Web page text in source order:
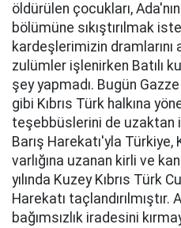
öldürülen çocukları,
bölümüne sıkıştırılmak
kardeşlerimizin
zulümler işlenirken Batılı
şey yapmadı. Bugün
gibi Kıbrıs Türk halkına
teşebbüslerini de uzaktan
Barış Harekatı'yla Türkiye,
varlığına uzanan kirli ve
yılında Kuzey Kıbrıs Türk
Harekatı taçlandırılmıştır.
bağımsızlık iradesini